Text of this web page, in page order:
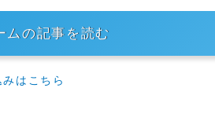
ムの記事を読む
はこちら